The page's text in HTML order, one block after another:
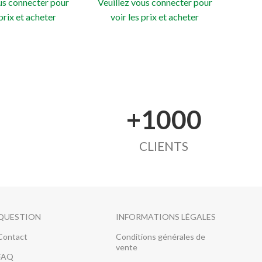
connecter pour
et acheter
Veuillez vous connecter pour
voir les prix et acheter
+1000
CLIENTS
INFORMATIONS LÉGALES
Conditions générales de
vente